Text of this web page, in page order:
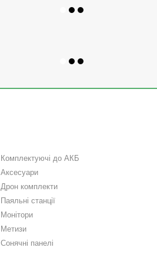
Комплектуючі до АКБ
Аксесуари
Дрон комплекти
Паяльні станції
Монітори
Метизи
Сонячні панелі